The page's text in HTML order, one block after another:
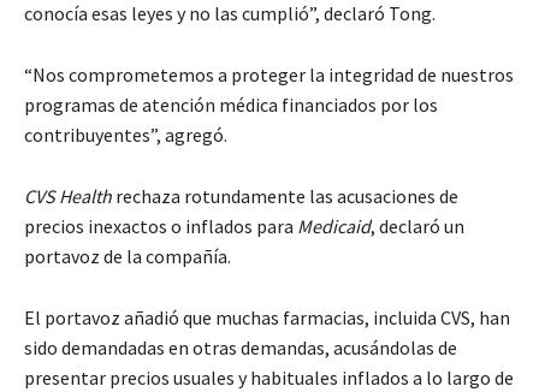
conocía esas leyes y no las cumplió”, declaró Tong.
“Nos comprometemos a proteger la integridad de nuestros
programas de atención médica financiados por los
contribuyentes”, agregó.
CVS Health rechaza rotundamente las acusaciones de
precios inexactos o inflados para Medicaid, declaró un
portavoz de la compañía.
El portavoz añadió que muchas farmacias, incluida CVS, han
sido demandadas en otras demandas, acusándolas de
presentar precios usuales y habituales inflados a lo largo de